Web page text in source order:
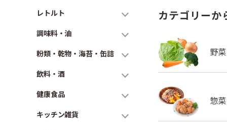
レトルト
調味料・油
粉類・乾物・海苔・缶詰
飲料・酒
健康食品
キッチン雑貨
カテゴリーか